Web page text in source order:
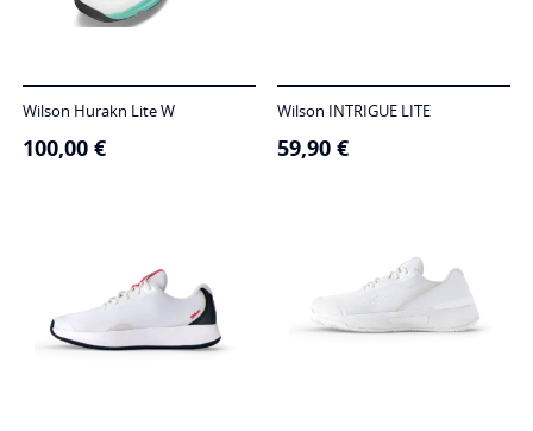
Wilson Hurakn Lite W
100,00 €
Wilson INTRIGUE LITE
59,90 €